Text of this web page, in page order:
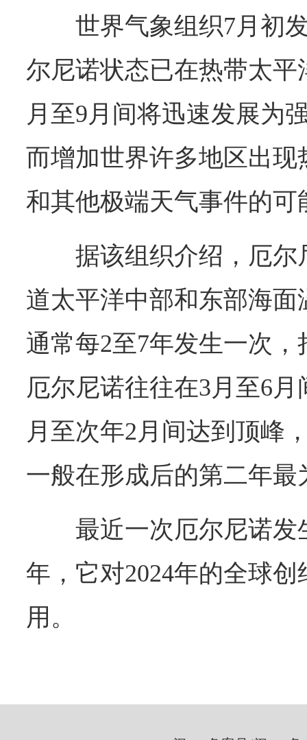
世界气象组织7月初
尔尼诺状态已在热带太平
月至9月间将迅速发展为
而增加世界许多地区出
和其他极端天气事件的可
据该组织介绍，厄
道太平洋中部和东部海
通常每2至7年发生一次，
厄尔尼诺往往在3月至6
月至次年2月间达到顶峰
一般在形成后的第二年最
最近一次厄尔尼诺发
年，它对2024年的全球
用。